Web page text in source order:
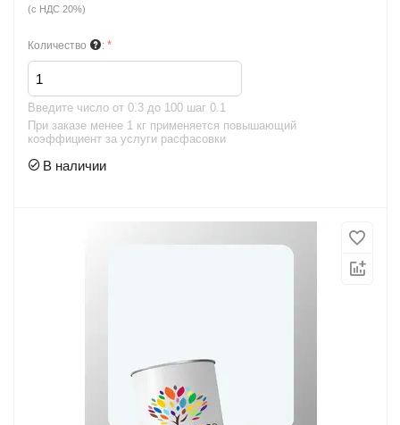
(с НДС 20%)
Количество :
Введите чиcло от 0.3 до 100 шаг 0.1
При заказе менее 1 кг применяется повышающий
коэффициент за услуги расфасовки
В наличии